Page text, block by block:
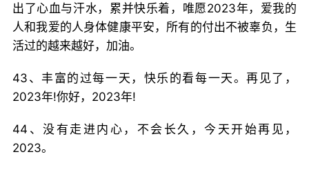
出了心血与汗水，累并快乐着，唯愿2023年，爱我的
人和我爱的人身体健康平安，所有的付出不被辜负，生
活过的越来越好，加油。
43、丰富的过每一天，快乐的看每一天。再见了，
2023年!你好，2023年!
44、没有走进内心，不会长久，今天开始再见，
2023。